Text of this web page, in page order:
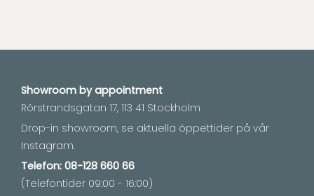
Showroom byappointment
Rörstrandsgatan 17, 113 41 Stockholm
Drop-in showroom, se aktuella öppettider på vår
Instagram.
Telefon: 08-128 660 66
(Telefontider 09:00 - 16:00)